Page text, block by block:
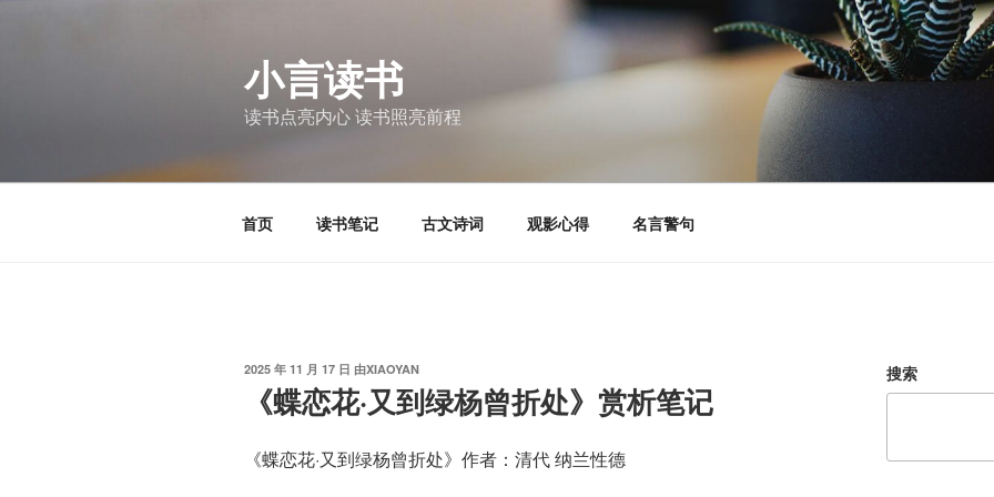
小言读书
读书点亮内心 读书照亮前程
首页 读书笔记 古文诗词 观影心得 名言警句
发
2025 年 11 月 17 日 由XIAOYAN
《蝶恋花·又到绿杨曾折处》赏析笔记
《蝶恋花·又到绿杨曾折处》作者：清代 纳兰性德
搜索